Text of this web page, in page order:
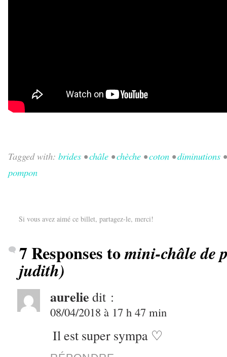
Tagged with: brides •châle •chèche •coton •diminutions
pompon
Si vous avez aimé ce billet, partagez-le, merci!
7 Responses tomini-châle de
judith)
aurelie dit :
08/04/2018 à 17 h 47 min
Il est super sympa ♡